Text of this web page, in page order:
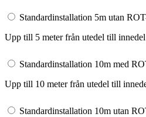
Standardinstallation 5m utan
Upp till 5 meter från utedel till innedel
Standardinstallation 10m med
Upp till 10 meter från utedel till
Standardinstallation 10m utan